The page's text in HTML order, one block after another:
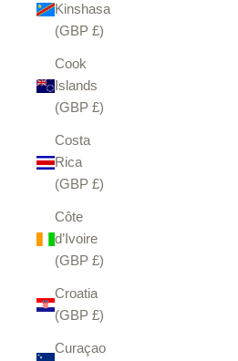
Kinshasa
(GBP £)
Cook
Islands
(GBP £)
Costa
Rica
(GBP £)
Côte
d’Ivoire
(GBP £)
Croatia
(GBP £)
Curaçao